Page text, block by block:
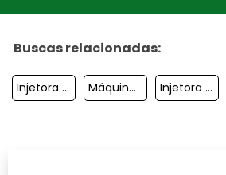
Buscas relacionadas:
Injetora De Plástico Preço Máquinas Injetoras Elétricas Injetora De Eva Expandido